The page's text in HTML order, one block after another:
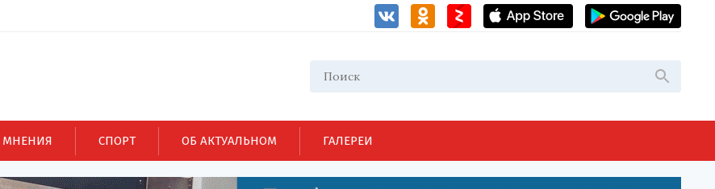
МНЕНИЯ СПОРТ ОБ АКТУАЛЬНОМ ГАЛЕРЕИ